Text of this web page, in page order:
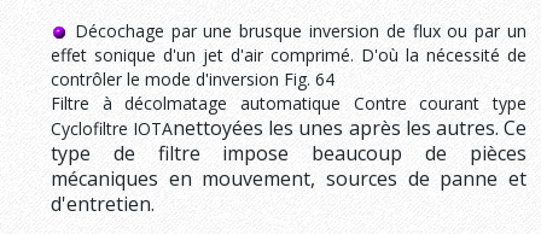
Décochage par une brusque inversion de flux ou par un
effet sonique d'un jet d'air comprimé. D'où la nécessité de
contrôler le mode d'inversion Fig. 64
Filtre à décolmatage automatique Contre courant type
Cyclofiltre IOTAnettoyées les unes après les autres. Ce
type de filtre impose beaucoup de pièces
mécaniques en mouvement, sources de panne et
d'entretien.